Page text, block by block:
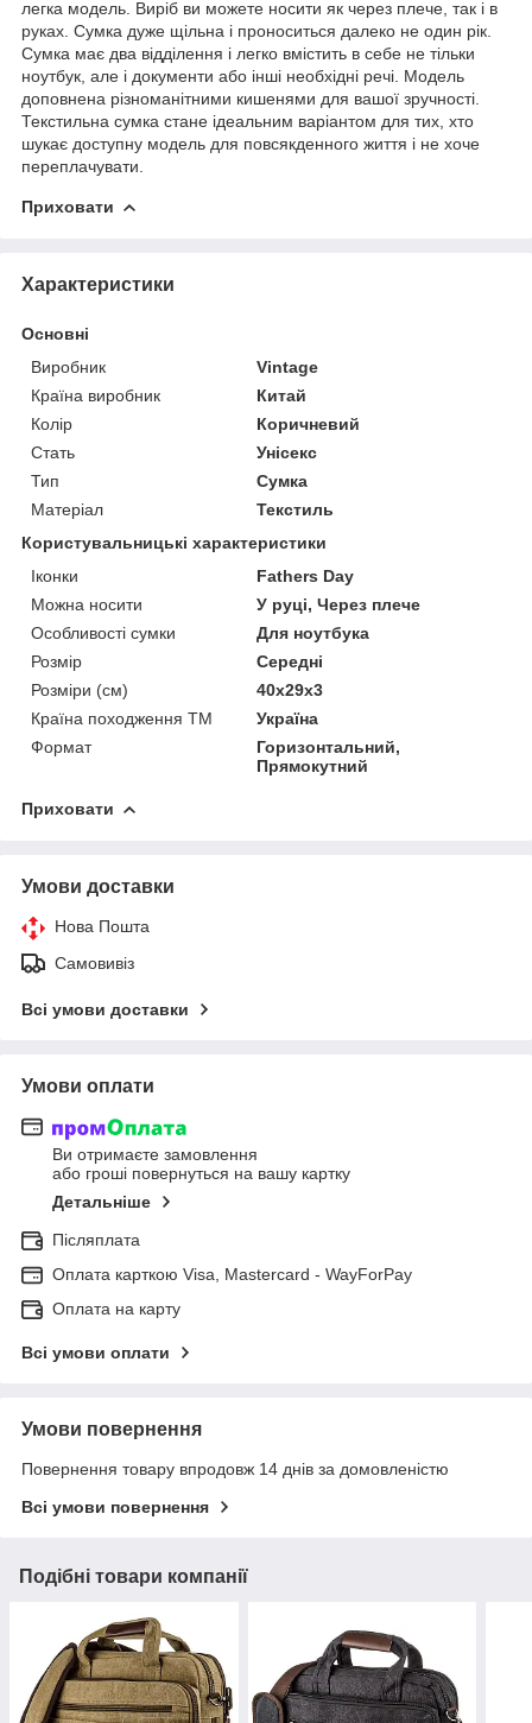
легка модель. Виріб ви можете носити як через плече, так і в
руках. Сумка дуже щільна і проноситься далеко не один рік.
Сумка має два відділення і легко вмістить в себе не тільки
ноутбук, але і документи або інші необхідні речі. Модель
доповнена різноманітними кишенями для вашої зручності.
Текстильна сумка стане ідеальним варіантом для тих, хто
шукає доступну модель для повсякденного життя і не хоче
переплачувати.
Приховати
Характеристики
Основні
Виробник
Vintage
Країна виробник
Китай
Колір
Коричневий
Стать
Унісекс
Тип
Сумка
Матеріал
Текстиль
Користувальницькі характеристики
Іконки
Fathers Day
Можна носити
У руці, Через плече
Особливості сумки
Для ноутбука
Розмір
Середні
Розміри (см)
40х29х3
Країна походження ТМ
Україна
Формат
Горизонтальний,
Прямокутний
Приховати
Умови доставки
Нова Пошта
Самовивіз
Всі умови доставки
Умови оплати
Ви отримаєте замовлення
або гроші повернуться на вашу картку
Детальніше
Післяплата
Оплата карткою Visa, Mastercard - WayForPay
Оплата на карту
Всі умови оплати
Умови повернення
Повернення товару впродовж 14 днів за домовленістю
Всі умови повернення
Подібні товари компанії